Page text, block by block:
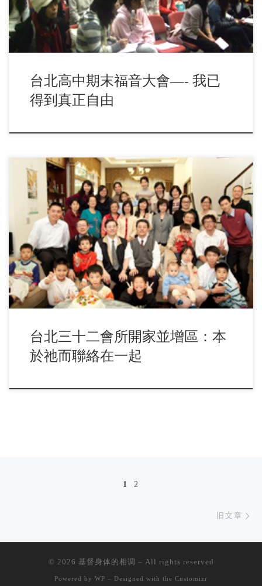
台北高中期末福音大會—- 我已
得到真正自由
去年八月，三十二會所服事弟兄鼓勵每位聖徒加入晨興網，以
致晨興人數高達百分之九十。由於有享受，又有經歷 […]
台北三十二會所開家並增區：本
於祂而聯絡在一起
1 2
旧文章
© 2026 基督身体的相调 – All rights reserved
Powered by WP – Designed with the Customizr